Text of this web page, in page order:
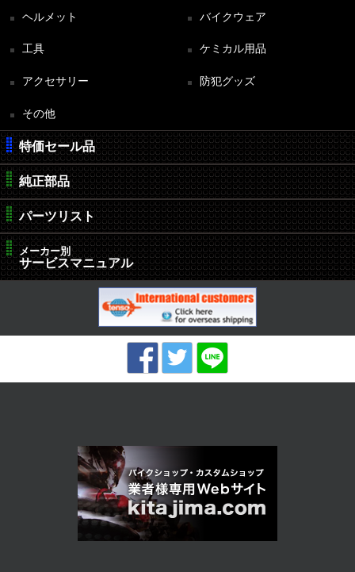
ヘルメット バイクウェア
工具 ケミカル用品
アクセサリー 防犯グッズ
その他
特価セール品
純正部品
パーツリスト
メーカー別
サービスマニュアル